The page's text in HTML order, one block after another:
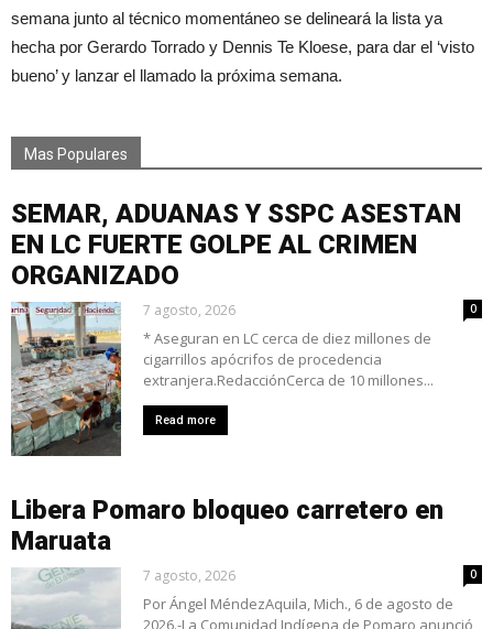
semana junto al técnico momentáneo se delineará la lista ya
hecha por Gerardo Torrado y Dennis Te Kloese, para dar el ‘visto
bueno’ y lanzar el llamado la próxima semana.
Mas Populares
SEMAR, ADUANAS Y SSPC ASESTAN
EN LC FUERTE GOLPE AL CRIMEN
ORGANIZADO
7 agosto, 2026 0
* Aseguran en LC cerca de diez millones de
cigarrillos apócrifos de procedencia
extranjera.RedacciónCerca de 10 millones...
Read more
Libera Pomaro bloqueo carretero en
Maruata
7 agosto, 2026 0
Por Ángel MéndezAquila, Mich., 6 de agosto de
2026.-La Comunidad Indígena de Pomaro anunció